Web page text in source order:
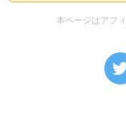
本ページはアフ